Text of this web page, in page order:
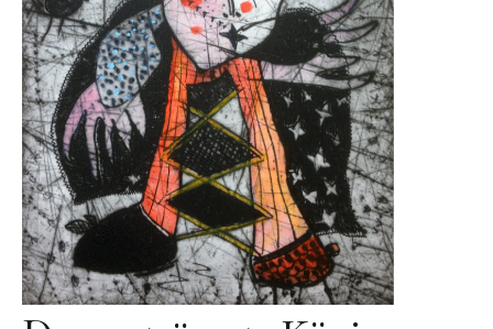
Der Sprung
Wolkenpelztier
Gießerei Volvera/Turin
Papagena
Vita
Videos
Literatur